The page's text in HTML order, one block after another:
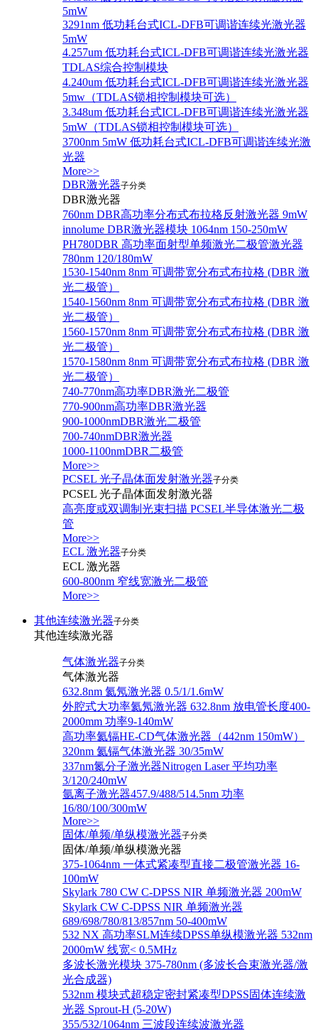
5mW
3291nm 低功耗台式ICL-DFB可调谐连续光激光器
5mW
4.257um 低功耗台式ICL-DFB可调谐连续光激光器
TDLAS综合控制模块
4.240um 低功耗台式ICL-DFB可调谐连续光激光器
5mw（TDLAS锁相控制模块可选）
3.348um 低功耗台式ICL-DFB可调谐连续光激光器
5mW（TDLAS锁相控制模块可选）
3700nm 5mW 低功耗台式ICL-DFB可调谐连续光激
光器
More>>
DBR激光器子分类
DBR激光器
760nm DBR高功率分布式布拉格反射激光器 9mW
innolume DBR激光器模块 1064nm 150-250mW
PH780DBR 高功率面射型单频激光二极管激光器
780nm 120/180mW
1530-1540nm 8nm 可调带宽分布式布拉格 (DBR 激
光二极管）
1540-1560nm 8nm 可调带宽分布式布拉格 (DBR 激
光二极管）
1560-1570nm 8nm 可调带宽分布式布拉格 (DBR 激
光二极管）
1570-1580nm 8nm 可调带宽分布式布拉格 (DBR 激
光二极管）
740-770nm高功率DBR激光二极管
770-900nm高功率DBR激光器
900-1000nmDBR激光二极管
700-740nmDBR激光器
1000-1100nmDBR二极管
More>>
PCSEL 光子晶体面发射激光器子分类
PCSEL 光子晶体面发射激光器
高亮度或双调制光束扫描 PCSEL半导体激光二极
管
More>>
ECL 激光器子分类
ECL 激光器
600-800nm 窄线宽激光二极管
More>>
其他连续激光器子分类
其他连续激光器
气体激光器子分类
气体激光器
632.8nm 氦氖激光器 0.5/1/1.6mW
外腔式大功率氦氖激光器 632.8nm 放电管长度400-
2000mm 功率9-140mW
高功率氦镉HE-CD气体激光器（442nm 150mW）
320nm 氦镉气体激光器 30/35mW
337nm氮分子激光器Nitrogen Laser 平均功率
3/120/240mW
氩离子激光器457.9/488/514.5nm 功率
16/80/100/300mW
More>>
固体/单频/单纵模激光器子分类
固体/单频/单纵模激光器
375-1064nm 一体式紧凑型直接二极管激光器 16-
100mW
Skylark 780 CW C-DPSS NIR 单频激光器 200mW
Skylark CW C-DPSS NIR 单频激光器
689/698/780/813/857nm 50-400mW
532 NX 高功率SLM连续DPSS单纵模激光器 532nm
2000mW 线宽< 0.5MHz
多波长激光模块 375-780nm (多波长合束激光器/激
光合成器)
532nm 模块式超稳定密封紧凑型DPSS固体连续激
光器 Sprout-H (5-20W)
355/532/1064nm 三波段连续波激光器